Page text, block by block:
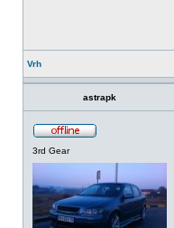
Vrh
astrapk
3rd Gear